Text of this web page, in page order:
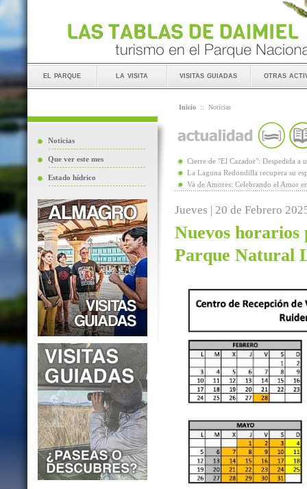
el parque la visita visitas guiadas otras
Noticias
Que ver este mes
Estado hídrico
Inicio :: Noticias
Cierre de "El Cazador": Despedida a
La Laguna Redondilla recupera su
Va de Amores: Celebrando el Amor
Jueves | 20 de Febrero
Nuevos horarios
Parque Natural